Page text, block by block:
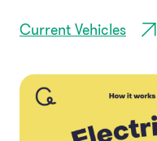
Current Vehicles